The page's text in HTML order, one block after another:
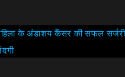
महिला के अंडाशय कैंसर की सफल सर्जरी